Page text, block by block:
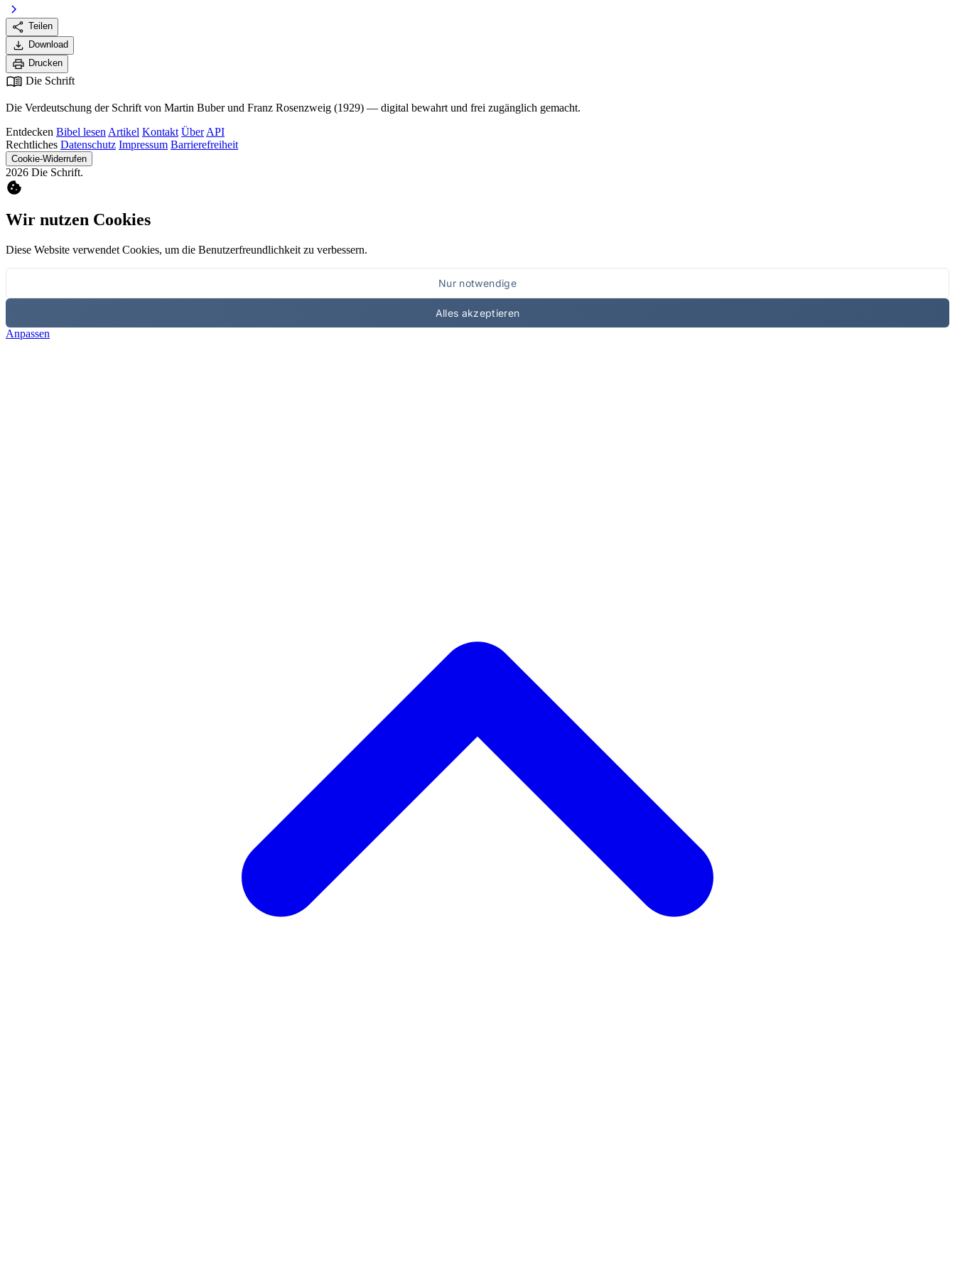
chevron_right
share Teilen
download Download
print Drucken
menu_book Die Schrift
Die Verdeutschung der Schrift von Martin Buber und Franz Rosenzweig (1929) — digital bewahrt und frei zugänglich gemacht.
Entdecken Bibel lesen Artikel Kontakt Über API
Rechtliches Datenschutz Impressum Barrierefreiheit
Cookie-Widerrufen
2026 Die Schrift.
cookie
Wir nutzen Cookies
Diese Website verwendet Cookies, um die Benutzerfreundlichkeit zu verbessern.
Nur notwendige
Alles akzeptieren
Anpassen